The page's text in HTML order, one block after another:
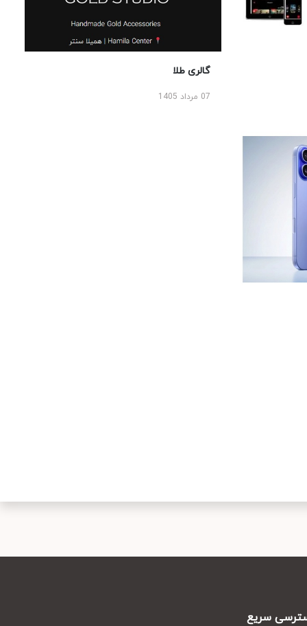
گالری طلا
07 مرداد 1405
سریع